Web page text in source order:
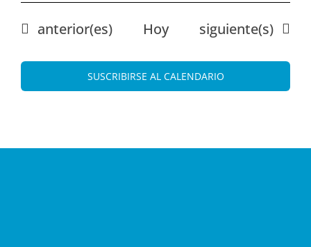
Eventos
anterior(es) Hoy Eventos
siguiente(s)
SUSCRIBIRSE AL CALENDARIO